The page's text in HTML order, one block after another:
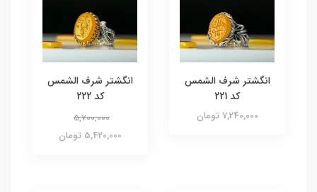
انگشتر شرف الشمس
کد 221
7,240,000 تومان
انگشتر شرف الشمس
کد 222
5,700,000
5,420,000 تومان